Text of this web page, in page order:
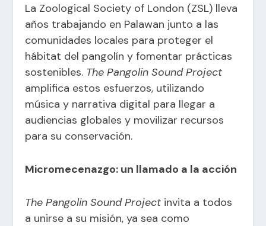
La Zoological Society of London (ZSL) lleva
años trabajando en Palawan junto a las
comunidades locales para proteger el
hábitat del pangolín y fomentar prácticas
sostenibles. The Pangolin Sound Project
amplifica estos esfuerzos, utilizando
música y narrativa digital para llegar a
audiencias globales y movilizar recursos
para su conservación.
Micromecenazgo: un llamado a la acción
The Pangolin Sound Project invita a todos
a unirse a su misión, ya sea como